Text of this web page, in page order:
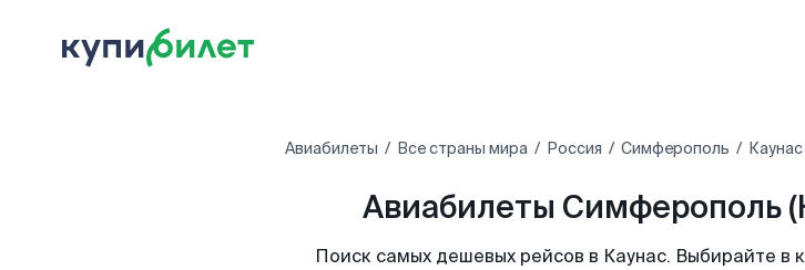
Авиабилеты Все страны мира Россия Симферополь Каунас
Авиабилеты Симферополь
Поиск самых дешевых рейсов в Каунас. Выбирайте в